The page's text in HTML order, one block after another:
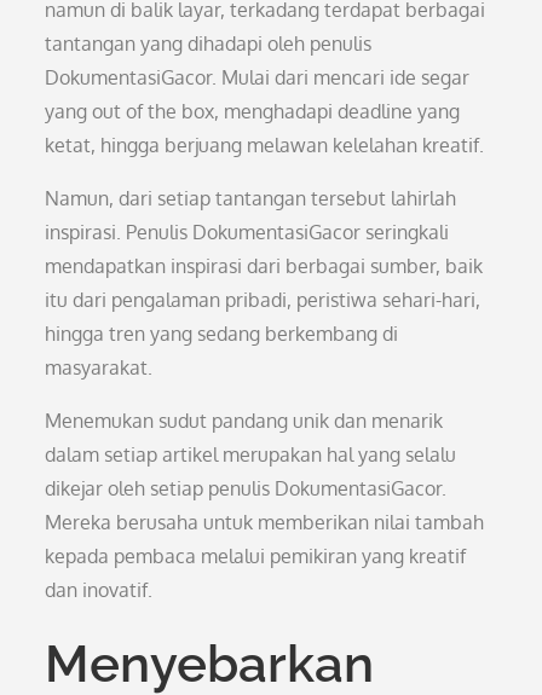
namun di balik layar, terkadang terdapat berbagai
tantangan yang dihadapi oleh penulis
DokumentasiGacor. Mulai dari mencari ide segar
yang out of the box, menghadapi deadline yang
ketat, hingga berjuang melawan kelelahan kreatif.
Namun, dari setiap tantangan tersebut lahirlah
inspirasi. Penulis DokumentasiGacor seringkali
mendapatkan inspirasi dari berbagai sumber, baik
itu dari pengalaman pribadi, peristiwa sehari-hari,
hingga tren yang sedang berkembang di
masyarakat.
Menemukan sudut pandang unik dan menarik
dalam setiap artikel merupakan hal yang selalu
dikejar oleh setiap penulis DokumentasiGacor.
Mereka berusaha untuk memberikan nilai tambah
kepada pembaca melalui pemikiran yang kreatif
dan inovatif.
Menyebarkan